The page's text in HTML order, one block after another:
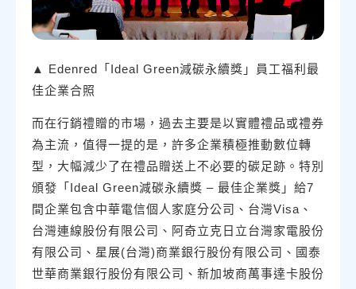
▲ Edenred「Ideal Green減碳永續獎」員工福利最
佳企業合照
而在行銷禮贈的市場，過去主要是以實體禮品或禮券
為主流，值得一提的是，許多企業積極推動數位轉
型，大幅減少了在禮品贈送上不必要的碳足跡。特別
頒發「Ideal Green減碳永續獎 – 最佳企業獎」給7
間企業包含中華電信個人家庭分公司、台灣Visa、
台灣連線股份有限公司、阿奇立克日立台灣家電股份
有限公司、星展(台灣)商業銀行股份有限公司、國泰
世華商業銀行股份有限公司、新加坡商萬事達卡股份